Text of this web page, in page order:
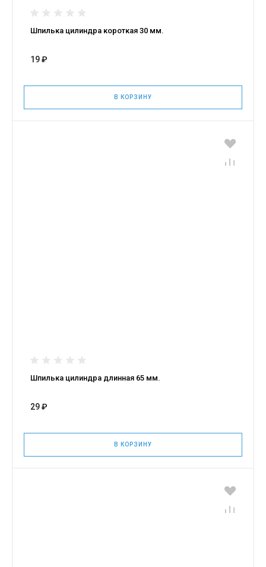
Шпилька цилиндра короткая 30 мм.
19 ₽
В КОРЗИНУ
Шпилька цилиндра длинная 65 мм.
29 ₽
В КОРЗИНУ